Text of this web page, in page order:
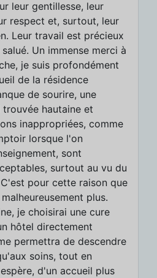
leur gentillesse, leur
respect et, surtout, leur
Leur travail est précieux
Un immense merci à
je suis profondément
de la résidence
de sourire, une
hautaine et
inappropriées, comme
lorsque l'on
sont
surtout au vu du
pour cette raison que
plus.
je choisirai une cure
hôtel directement
permettra de descendre
soins, tout en
d'un accueil plus